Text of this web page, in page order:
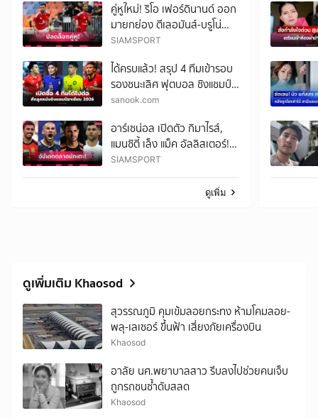
คู่หูใหม่! ริโอ เฟอร์ดินานด์ ออก
มายกย่อง ตีเลอมันส์-บรูโน่
พร้อมเผยคำตอบสุดคลาสสิก
SIAMSPORT
ได้ครบแล้ว! สรุป 4 ทีมเข้ารอบ
รองชนะเลิศ ฟุตบอล ชิงแชมป์
อาเซียน 2026
sanook.com
อาร์เซน่อล เปิดตัว กิมาไรส์,
แมนซิตี้ เล็ง แม็ค อัลลิสเตอร์!
อัปเดตตลาดนักเตะ 9 ส.ค.
SIAMSPORT
ดูเพิ่ม
ดูเพิ่มเติม Khaosod
สุวรรณภูมิ คุมเข้มลอยกระทง ห้ามโคมลอย-
พลุ-เลเซอร์ ขึ้นฟ้า เสี่ยงภัยเครื่องบิน
Khaosod
อาลัย นศ.พยาบาลสาว รีบลงไปช่วยคนเจ็บ
ถูกรถชนซ้ำดับสลด
Khaosod